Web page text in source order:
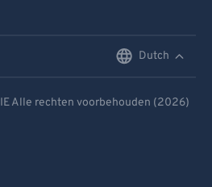
Dutch
Alle rechten voorbehouden (2026)